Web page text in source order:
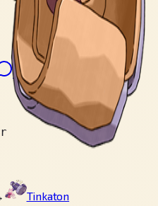
Reddit
Tinkaton